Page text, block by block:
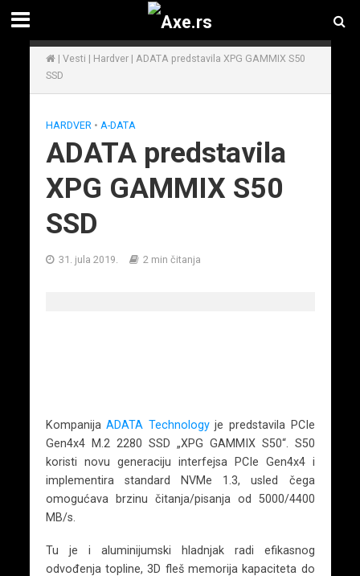
| Vesti | Hardver| ADATA predstavila XPG GAMMIX S50
SSD
HARDVER • A-DATA
ADATA predstavila
XPG GAMMIX S50
SSD
31. jula 2019. 2 min čitanja
KompanijaADATA Technologyje predstavila PCIe
Gen4x4 M.2 2280 SSD „XPG GAMMIX S50“. S50
koristi novu generaciju interfejsa PCIe Gen4x4 i
implementira standard NVMe 1.3, usled čega
omogućava brzinu čitanja/pisanja od 5000/4400
MB/s.
Tu je i aluminijumski hladnjak radi efikasnog
odvođenja topline, 3D fleš memorija kapaciteta do